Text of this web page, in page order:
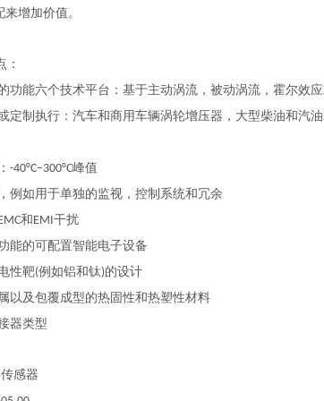
增加价值。
：
功能六个技术平台：基于主动涡流，被动涡流，霍尔效
定制执行：汽车和商用车辆涡轮增压器，大型柴油和汽
-40°C–300°C峰值
例如用于单独的监视，控制系统和冗余
和 EMI干扰
能的可配置智能电子设备
性靶(例如铝和钛)的设计
以及包覆成型的热固性和热塑性材料
器类型
感器